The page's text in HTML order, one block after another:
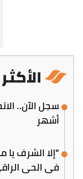
أشهر
"إلا الشرف يا
في الحي